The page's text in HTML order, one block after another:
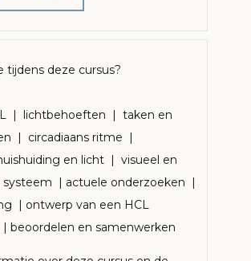
tijdens deze cursus?
| lichtbehoeften | taken en
| circadiaans ritme |
en licht | visueel en
systeem | actuele onderzoeken |
| ontwerp van een HCL
beoordelen en samenwerken